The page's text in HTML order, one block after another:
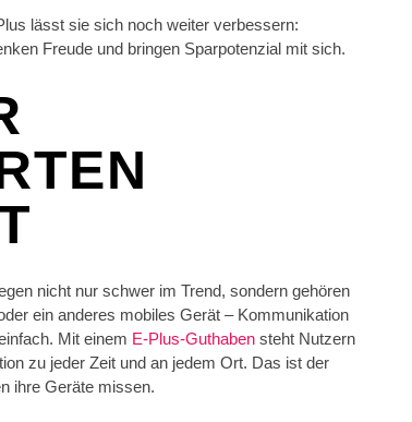
lässt sie sich noch weiter verbessern:
Freude und bringen Sparpotenzial mit sich.
nicht nur schwer im Trend, sondern gehören
ein anderes mobiles Gerät – Kommunikation
Mit einem E-Plus-Guthaben steht Nutzern
zu jeder Zeit und an jedem Ort. Das ist der
ihre Geräte missen.